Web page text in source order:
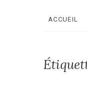
ACCUEIL